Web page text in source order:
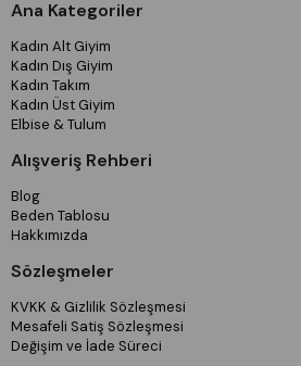
Ana Kategoriler
Kadın Alt Giyim
Kadın Dış Giyim
Kadın Takım
Kadın Üst Giyim
Elbise & Tulum
Alışveriş Rehberi
Blog
Beden Tablosu
Hakkımızda
Sözleşmeler
KVKK & Gizlilik Sözleşmesi
Mesafeli Satiş Sözleşmesi
Değişim ve İade Süreci